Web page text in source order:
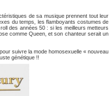
de sa musique prennent tout leur
du temps, les flamboyants costumes de
des années 50 : si les meilleurs metteurs
comme Queen, et son chanteur serait un
suivre la mode homosexuelle « nouveau
génétique !!